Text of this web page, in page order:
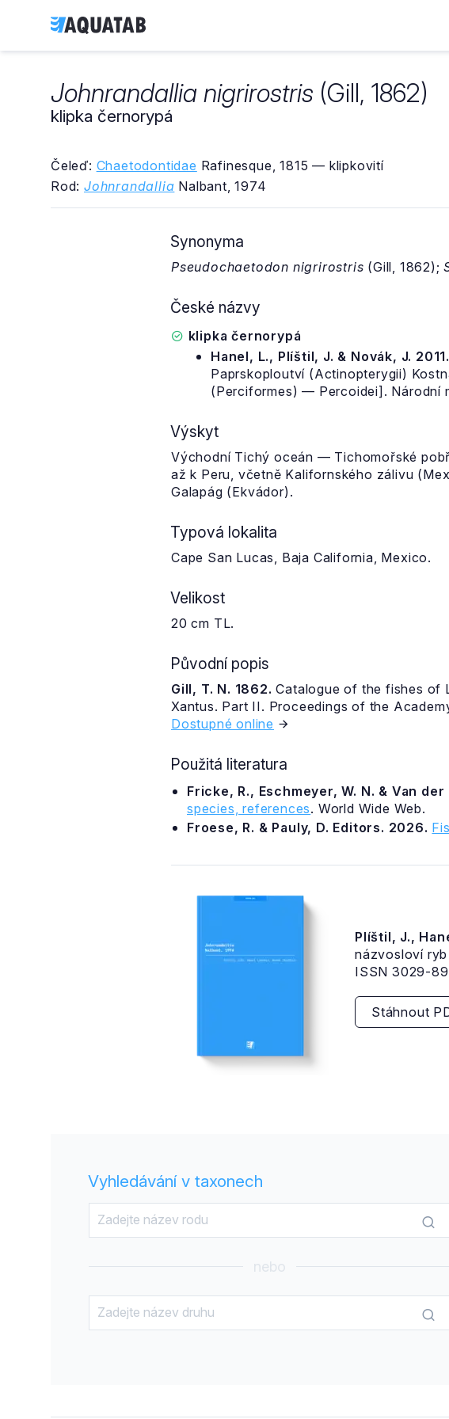
Johnrandallia nigrirostris (Gill, 1862)
klipka černorypá
Čeleď: Chaetodontidae Rafinesque, 1815 — klipkovití
Rod: Johnrandallia Nalbant, 1974
Synonyma
Pseudochaetodon nigrirostris (Gill, 1862);
České názvy
klipka černorypá
Hanel, L., Plíštil, J. & Novák, J. 2011.
Paprskoploutví (Actinopterygii)
(Perciformes) — Percoidei]. Národní
Výskyt
Východní Tichý oceán — Tichomořské
až k Peru, včetně Kalifornského zálivu
Galapág (Ekvádor).
Typová lokalita
Cape San Lucas, Baja California, Mexico.
Velikost
20 cm TL.
Původní popis
Gill, T. N. 1862. Catalogue of the fishes of
Xantus. Part II. Proceedings of the
Dostupné online
Použitá literatura
Fricke, R., Eschmeyer, W. N. & Van
species, references. World Wide Web.
Froese, R. & Pauly, D. Editors. 2026.
Plíštil, J.,
názvosloví
ISSN 3029-
Stáhnout
Vyhledávání v taxonech
nebo